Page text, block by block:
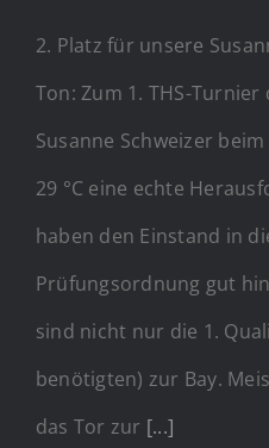
2. Platz für unsere
Ton: Zum 1. THS-
Susanne Schweizer
29 °C eine echte
haben den Einstand in
Prüfungsordnung gut
sind nicht nur die 1.
benötigten) zur Bay.
das Tor zur [...]